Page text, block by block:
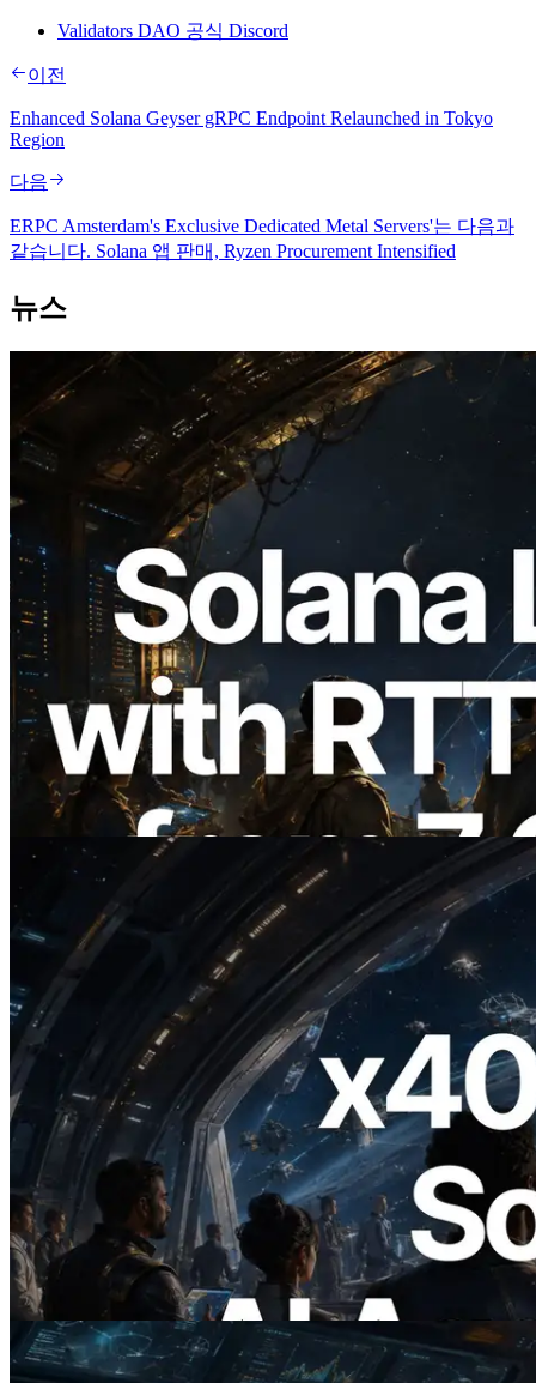
Validators DAO 공식 Discord
이전
Enhanced Solana Geyser gRPC Endpoint Relaunched in Tokyo
Region
다음
ERPC Amsterdam's Exclusive Dedicated Metal Servers'는 다음과
같습니다. Solana 앱 판매, Ryzen Procurement Intensified
뉴스
2026.08.05
ERPC, Solana Leader Slot API를 전 세계
7개 리전 ping 측정으로 확장 —
Validators Information API도 공개
이 글 읽기
2026.07.04
ERPC, x402 지원 Solana RPC 공개 — AI
에이전트가 필요한 API에 온디맨드로 결
제하는 시대
이 글 읽기